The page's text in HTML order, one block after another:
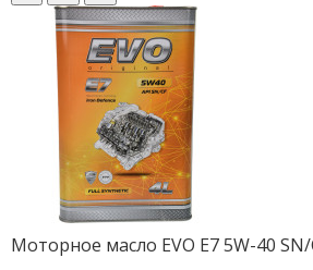
Моторное масло EVO E7 5W-40 SN/